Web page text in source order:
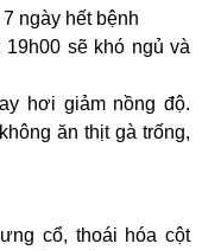
ngày hết bệnh
sẽ khó ngủ và
hơi giảm nồng độ.
ăn thịt gà trống,
cổ, thoái hóa cột